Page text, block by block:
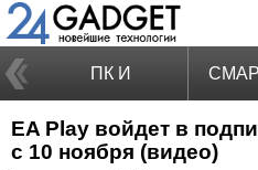
ПК И
НОУТБУКИ
EA Play войдет в
с 10 ноября (видео)